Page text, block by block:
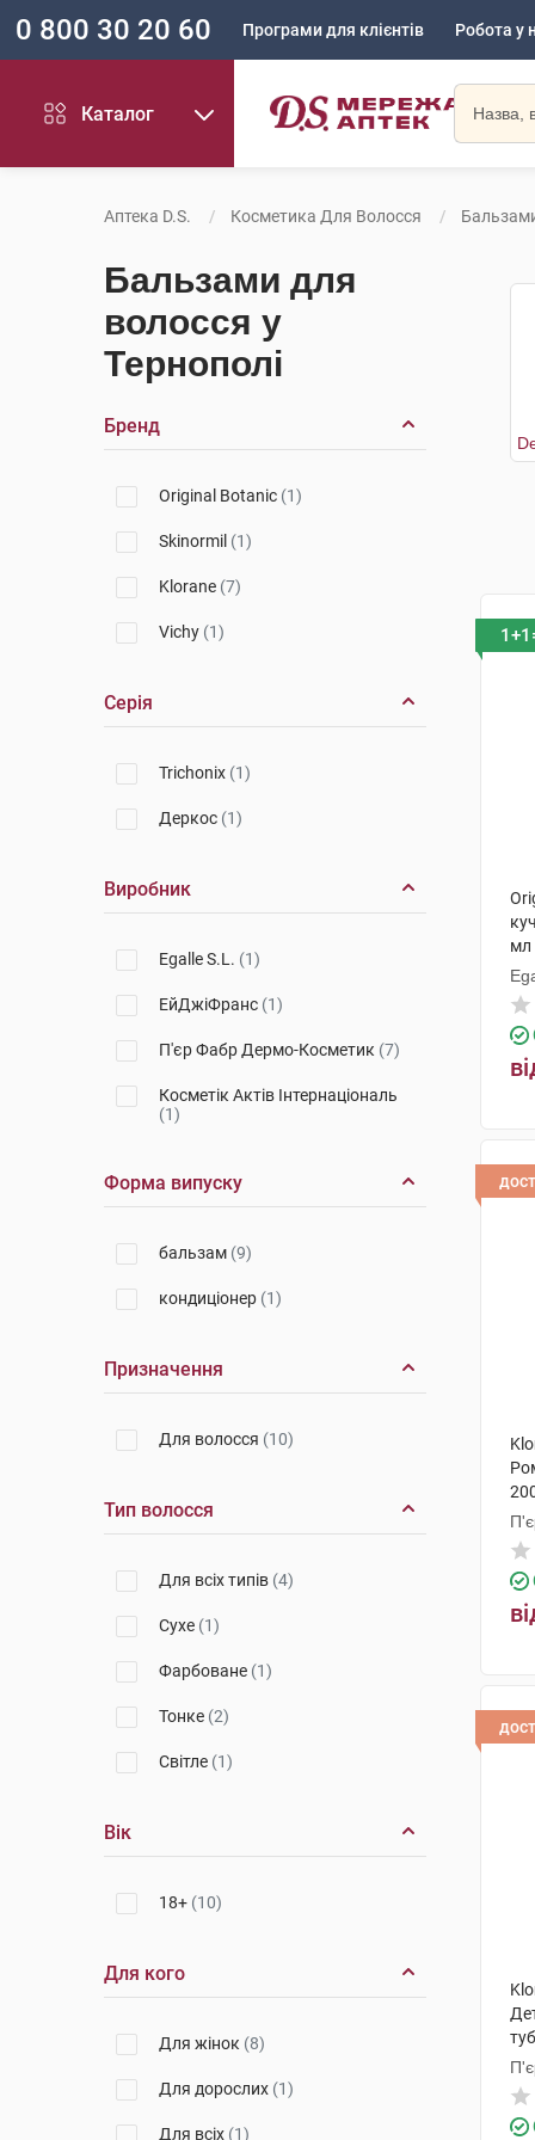
0 800 30 20 60 Програми для клієнтів Робота у
Каталог
Аптека D.S. Косметика Для Волосся
Бальзами для
волосся у
Тернополі
Бренд
Original Botanic (1)
Skinormil (1)
Klorane (7)
Vichy (1)
Серія
Trichonix (1)
Деркос (1)
Виробник
Egalle S.L. (1)
ЕйДжіФранс (1)
П'єр Фабр Дермо-Косметик (7)
Косметік Актів Інтернаціональ
(1)
Форма випуску
бальзам (9)
кондиціонер (1)
Призначення
Для волосся (10)
Тип волосся
Для всіх типів (4)
Сухе (1)
Фарбоване (1)
Тонке (2)
Світле (1)
Вік
18+ (10)
Для кого
Для жінок (8)
Для дорослих (1)
Для всіх (1)
мл